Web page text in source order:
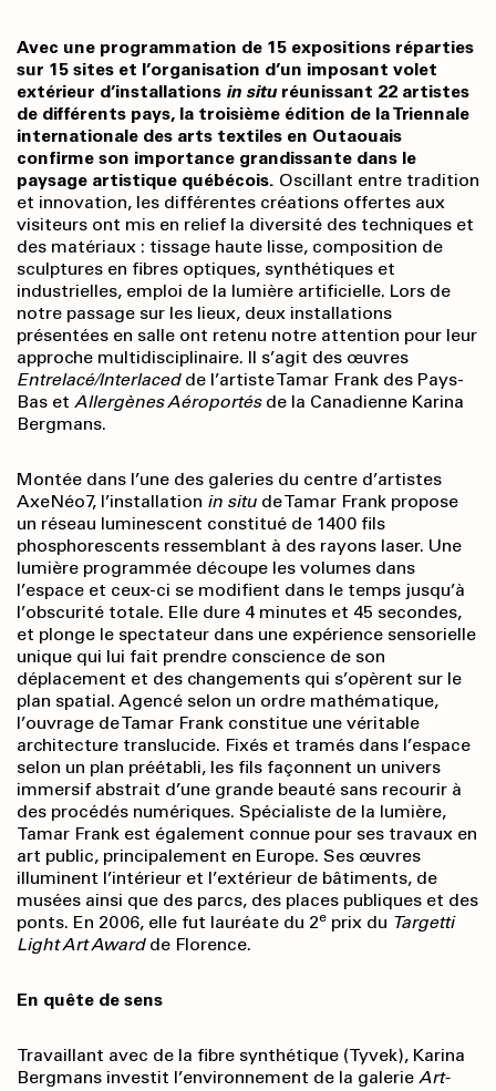
Avec une programmation de 15 expositions réparties
sur 15 sites et l’organisation d’un imposant volet
extérieur d’installations in situréunissant 22 artistes
de différents pays, la troisième édition de la Triennale
internationale des arts textiles en Outaouais
confirme son importance grandissante dans le
paysage artistique québécois. Oscillant entre tradition
et innovation, les différentes créations offertes aux
visiteurs ont mis en relief la diversité des techniques et
des matériaux : tissage haute lisse, composition de
sculptures en fibres optiques, synthétiques et
industrielles, emploi de la lumière artificielle. Lors de
notre passage sur les lieux, deux installations
présentées en salle ont retenu notre attention pour leur
approche multidisciplinaire. Il s’agit des œuvres
Entrelacé/Interlacedde l’artiste Tamar Frank des Pays-
Bas et Allergènes Aéroportésde la Canadienne Karina
Bergmans.
Montée dans l’une des galeries du centre d’artistes
AxeNéo7, l’installation in situ de Tamar Frank propose
un réseau luminescent constitué de 1400 fils
phosphorescents ressemblant à des rayons laser. Une
lumière programmée découpe les volumes dans
l’espace et ceux-ci se modifient dans le temps jusqu’à
l’obscurité totale. Elle dure 4 minutes et 45 secondes,
et plonge le spectateur dans une expérience sensorielle
unique qui lui fait prendre conscience de son
déplacement et des changements qui s’opèrent sur le
plan spatial. Agencé selon un ordre mathématique,
l’ouvrage de Tamar Frank constitue une véritable
architecture translucide. Fixés et tramés dans l’espace
selon un plan préétabli, les fils façonnent un univers
immersif abstrait d’une grande beauté sans recourir à
des procédés numériques. Spécialiste de la lumière,
Tamar Frank est également connue pour ses travaux en
art public, principalement en Europe. Ses œuvres
illuminent l’intérieur et l’extérieur de bâtiments, de
musées ainsi que des parcs, des places publiques et des
ponts. En 2006, elle fut lauréate du 2e prix du Targetti
Light Art Award de Florence.
En quête de sens
Travaillant avec de la fibre synthétique (Tyvek), Karina
Bergmans investit l’environnement de la galerie Art-